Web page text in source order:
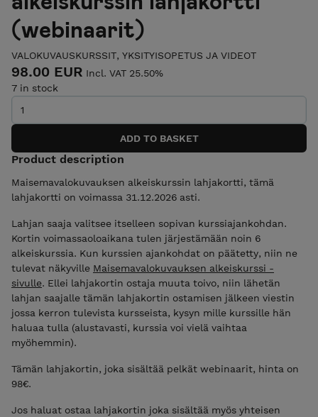
(webinaarit)
VALOKUVAUSKURSSIT, YKSITYISOPETUS JA VIDEOT
98.00 EUR Incl. VAT 25.50%
7 in stock
Product description
Maisemavalokuvauksen alkeiskurssin lahjakortti, tämä
lahjakortti on voimassa 31.12.2026 asti.
Lahjan saaja valitsee itselleen sopivan kurssiajankohdan.
Kortin voimassaoloaikana tulen järjestämään noin 6
alkeiskurssia. Kun kurssien ajankohdat on päätetty, niin ne
tulevat näkyville Maisemavalokuvauksen alkeiskurssi -
sivulle. Ellei lahjakortin ostaja muuta toivo, niin lähetän
lahjan saajalle tämän lahjakortin ostamisen jälkeen viestin
jossa kerron tulevista kursseista, kysyn mille kurssille hän
haluaa tulla (alustavasti, kurssia voi vielä vaihtaa
myöhemmin).
Tämän lahjakortin, joka sisältää pelkät webinaarit, hinta on
98€.
Jos haluat ostaa lahjakortin joka sisältää myös yhteisen